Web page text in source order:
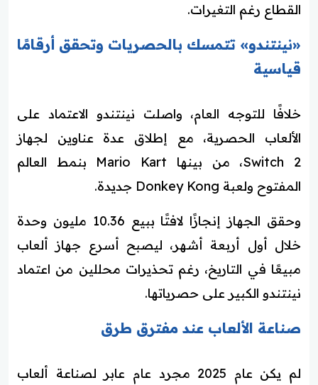
القطاع رغم التغيرات.
«نينتندو» تتمسك بالحصريات وتحقق أرقامًا
قياسية
خلافًا للتوجه العام، واصلت نينتندو الاعتماد على
الألعاب الحصرية، مع إطلاق عدة عناوين لجهاز
Switch 2، من بينها Mario Kart بنمط العالم
المفتوح ولعبة Donkey Kong جديدة.
وحقق الجهاز إنجازًا لافتًا ببيع 10.36 مليون وحدة
خلال أول أربعة أشهر، ليصبح أسرع جهاز ألعاب
مبيعًا في التاريخ، رغم تحذيرات محللين من اعتماد
نينتندو الكبير على حصرياتها.
صناعة الألعاب عند مفترق طرق
لم يكن عام 2025 مجرد عام عابر لصناعة ألعاب